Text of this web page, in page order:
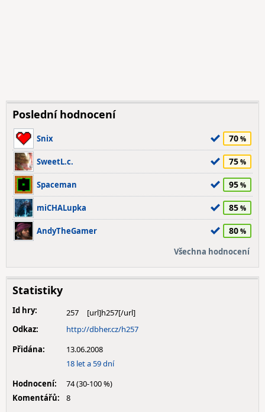
Poslední hodnocení
Snix 70
SweetL.c. 75
Spaceman 95
miCHALupka 85
AndyTheGamer 80
Všechna hodnocení
Statistiky
Id hry:
257
Odkaz:
http://dbher.cz/h257
Přidána:
13.06.2008
18 let a 59 dní
Hodnocení:
74 (30-100 %)
Komentářů:
8